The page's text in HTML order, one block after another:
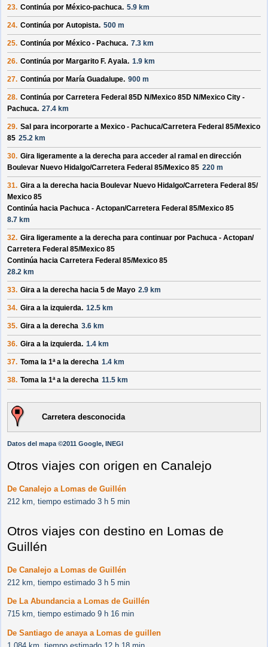
23. Continúa por México-pachuca. 5.9 km
24. Continúa por Autopista. 500 m
25. Continúa por México - Pachuca. 7.3 km
26. Continúa por Margarito F. Ayala. 1.9 km
27. Continúa por María Guadalupe. 900 m
28. Continúa por Carretera Federal 85D N/Mexico 85D N/Mexico City -
Pachuca. 27.4 km
29. Sal para incorporarte a Mexico - Pachuca/Carretera Federal 85/Mexico
85 25.2 km
30. Gira ligeramente a la derecha para acceder al ramal en dirección
Boulevar Nuevo Hidalgo/Carretera Federal 85/Mexico 85 220 m
31. Gira a la derecha hacia Boulevar Nuevo Hidalgo/Carretera Federal 85/
Mexico 85
Continúa hacia Pachuca - Actopan/Carretera Federal 85/Mexico 85
8.7 km
32. Gira ligeramente a la derecha para continuar por Pachuca - Actopan/
Carretera Federal 85/Mexico 85
Continúa hacia Carretera Federal 85/Mexico 85
28.2 km
33. Gira a la derecha hacia 5 de Mayo 2.9 km
34. Gira a la izquierda. 12.5 km
35. Gira a la derecha 3.6 km
36. Gira a la izquierda. 1.4 km
37. Toma la 1ª a la derecha 1.4 km
38. Toma la 1ª a la derecha 11.5 km
Carretera desconocida
Datos del mapa ©2011 Google, INEGI
Otros viajes con origen en Canalejo
De Canalejo a Lomas de Guillén
212 km, tiempo estimado 3 h 5 min
Otros viajes con destino en Lomas de
Guillén
De Canalejo a Lomas de Guillén
212 km, tiempo estimado 3 h 5 min
De La Abundancia a Lomas de Guillén
715 km, tiempo estimado 9 h 16 min
De Santiago de anaya a Lomas de guillen